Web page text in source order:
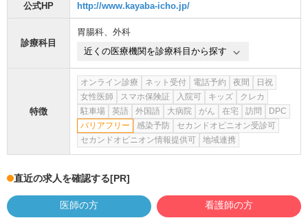
公式HP http://www.kayaba-icho.jp/
診療科目
胃腸科、 外科
近くの医療機関を診療科目から探す
特徴
オンライン診療 ネット受付 電話予約 夜間
日祝
女性医師
スマホ保険証 入院可 キッズ
クレカ
駐車場
英語 外国語 大病院 がん 在宅 訪問
DPC
バリアフリー
感染予防
セカンドオピニオン受診可
セカンドオピニオン情報提供可
地域連携
直近の求人を確認する[PR]
医師の方 看護師の方